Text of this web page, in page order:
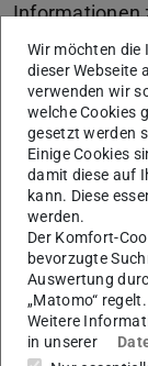
Informationen
Jobs,
Praktika
Jobs
Wir möchten
dieser Webseite
verwenden wir
welche Cookies
gesetzt werden
Einige Cookies
damit diese auf
kann. Diese
werden.
Der Komfort-
bevorzugte
Auswertung
„Matomo“ regelt.
Weitere
in unserer